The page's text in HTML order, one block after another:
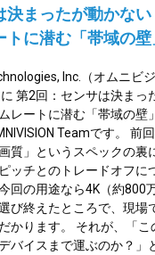
決まったが動かな
に潜む「帯域の壁
Inc.（オムニビ
第2回：センサは決まっ
レートに潜む「帯域の壁
Teamです。 前
質」というスペックの裏
ッチとのトレードオフに
回の用途なら4K（約800
び終えたところで、現場
かります。 それが、「こ
バイスまで運ぶのか？」